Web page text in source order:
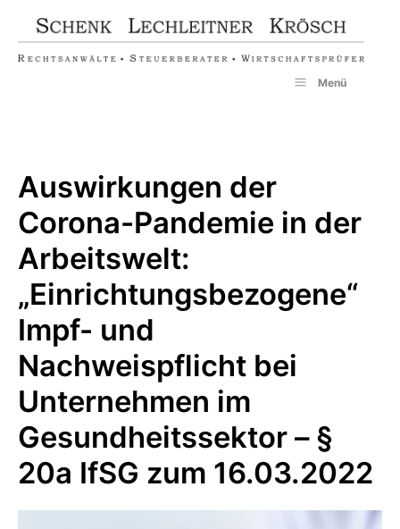
springen
Menü
Auswirkungen der
Corona-Pandemie in der
Arbeitswelt:
„Einrichtungsbezogene“
Impf- und
Nachweispflicht bei
Unternehmen im
Gesundheitssektor – §
20a IfSG zum 16.03.2022